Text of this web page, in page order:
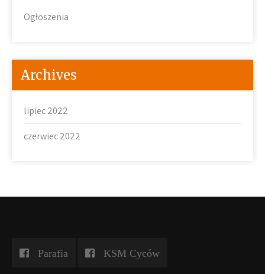
Ogłoszenia
Archives
lipiec 2022
czerwiec 2022
Parafia KSM Cyców